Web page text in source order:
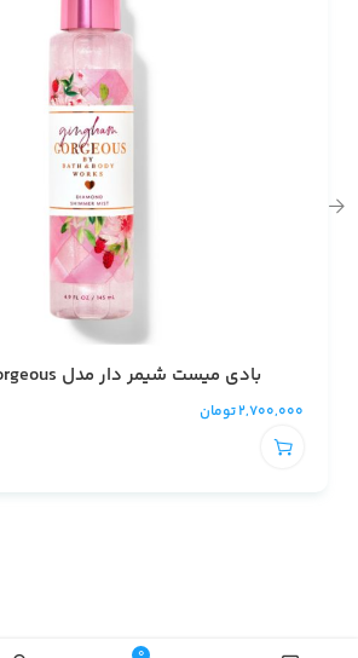
بادی میست شیمر دار مدل gingham gorgeous
2,700,000تومان
0